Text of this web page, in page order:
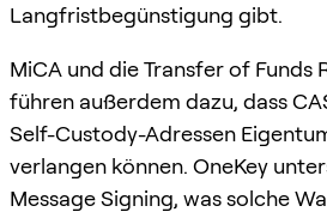
Langfristbegünstigung gibt.
MiCA und die Transfer of Funds
führen außerdem dazu, dass
Self-Custody-Adressen
verlangen können. OneKey
Message Signing, was solche